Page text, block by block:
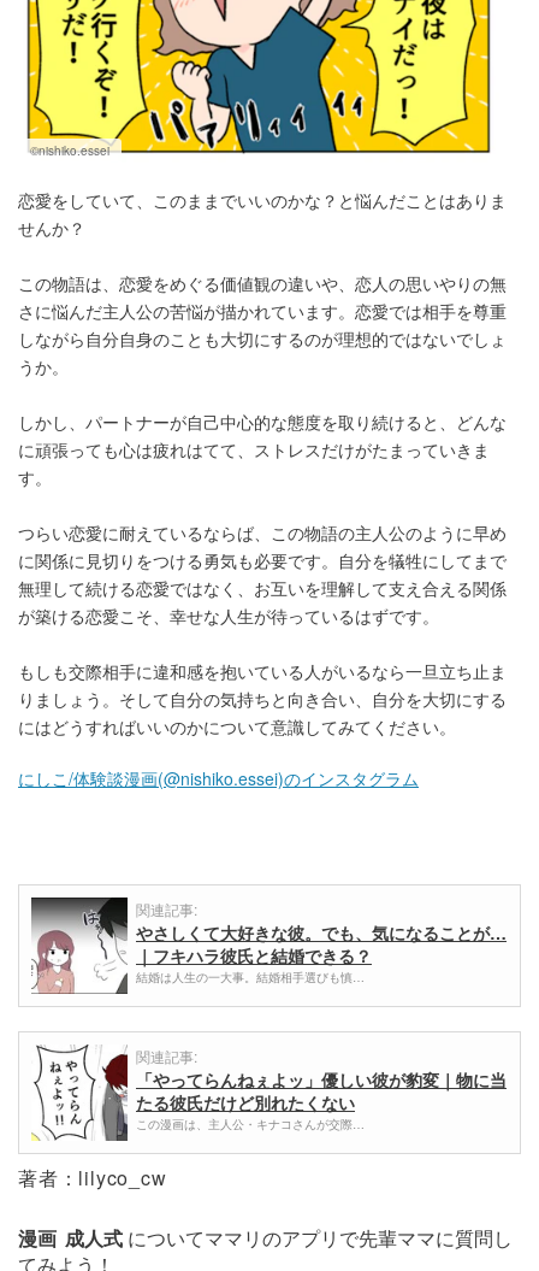
©nishiko.essei
恋愛をしていて、このままでいいのかな？と悩んだことはありま
せんか？
この物語は、恋愛をめぐる価値観の違いや、恋人の思いやりの無
さに悩んだ主人公の苦悩が描かれています。恋愛では相手を尊重
しながら自分自身のことも大切にするのが理想的ではないでしょ
うか。
しかし、パートナーが自己中心的な態度を取り続けると、どんな
に頑張っても心は疲れはてて、ストレスだけがたまっていきま
す。
つらい恋愛に耐えているならば、この物語の主人公のように早め
に関係に見切りをつける勇気も必要です。自分を犠牲にしてまで
無理して続ける恋愛ではなく、お互いを理解して支え合える関係
が築ける恋愛こそ、幸せな人生が待っているはずです。
もしも交際相手に違和感を抱いている人がいるなら一旦立ち止ま
りましょう。そして自分の気持ちと向き合い、自分を大切にする
にはどうすればいいのかについて意識してみてください。
にしこ/体験談漫画(@nishiko.essei)のインスタグラム
関連記事:
やさしくて大好きな彼。でも、気になることが…
｜フキハラ彼氏と結婚できる？
結婚は人生の一大事。結婚相手選びも慎…
関連記事:
「やってらんねぇよッ」優しい彼が豹変｜物に当
たる彼氏だけど別れたくない
この漫画は、主人公・キナコさんが交際…
著者：lilyco_cw
漫画 成人式 についてママリのアプリで先輩ママに質問し
てみよう！